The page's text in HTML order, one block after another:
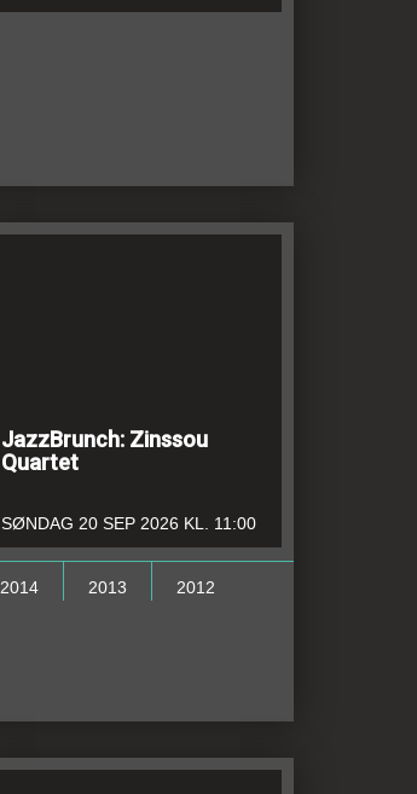
2014 2013
2012
JazzBrunch: Zinssou
Quartet
SØNDAG 20 SEP 2026 KL. 11:00